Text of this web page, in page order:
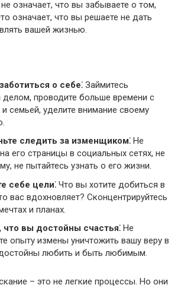
означает, что вы забываете о том,
означает, что вы решаете не дать
вашей жизнью.​
о себе⁚ Займитесь
проводите больше времени с
семьей, уделите внимание своему
следить за изменщиком⁚ Не
его страницы в социальных сетях, не
не пытайтесь узнать о его жизни.​
себе цели⁚ Что вы хотите добиться в
вас вдохновляет?​ Сконцентрируйтесь
и планах.​
что вы достойны счастья⁚ Не
опыту измены уничтожить вашу веру в
любить и быть любимым.​
– это не легкие процессы. Но они